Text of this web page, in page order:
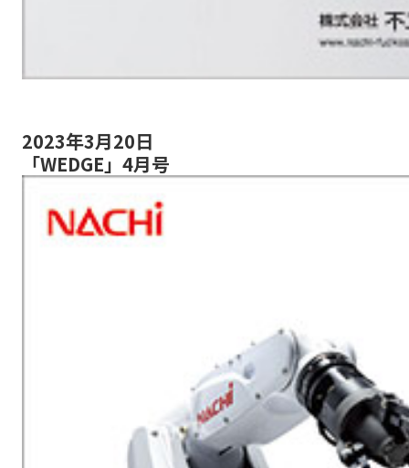
2023年3月20日
「WEDGE」4月号